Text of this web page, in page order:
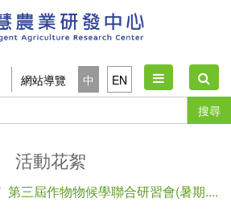
網站導覽 中 EN
Toggle
navigation
搜尋
活動花絮
第三屆作物物候學聯合研習會(暑期....